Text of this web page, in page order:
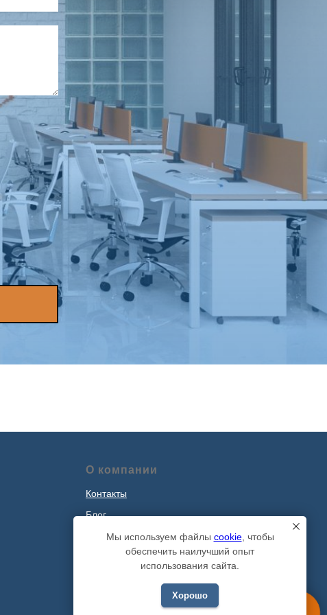
Мы используем файлы cookie, чтобы
обеспечить наилучший опыт
использования сайта.
Хорошо
О компании
Контакты
Блог
Наши проекты
Политика обработки персональных